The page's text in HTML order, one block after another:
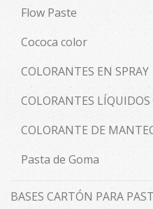
Flow Paste
Cococa color
COLORANTES EN SPRAY
COLORANTES LÍQUIDOS
COLORANTE DE
Pasta de Goma
BASES CARTÓN PARA